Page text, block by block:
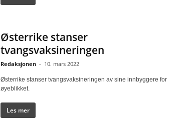
Østerrike stanser
tvangsvaksineringen
Redaksjonen - 10. mars 2022
Østerrike stanser tvangsvaksineringen av sine innbyggere for
øyeblikket.
Les mer